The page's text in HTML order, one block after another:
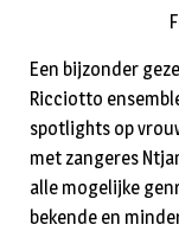
Een bijzonder
Ricciotto
spotlights op
met zangeres
alle mogelijke
bekende en